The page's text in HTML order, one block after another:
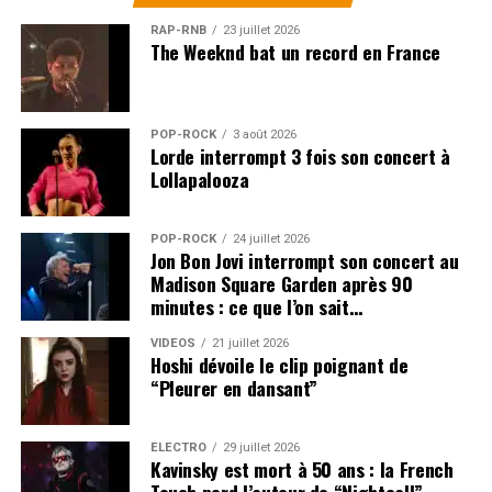
nouvelle dynamique artistique. Dans une industrie
obsédée par la jeunesse et l’instantanéité, ce geste a
quelque chose de profondément puissant.
Une date de sortie encore
inconnue
Pour le moment, aucune date de sortie officielle n’a été
communiquée. Le titre du disque reste également
inconnu, tout comme son éventuelle pochette, sa
tracklist ou la présence d’invités. La seule certitude, à
ce stade, est que l’album est terminé et qu’Elton
John le présente comme un projet à part dans sa
discographie.
Après« Who Believes In Angels? » , enregistré avec
RAP-RNB 23 juillet 2026
The Weeknd bat un record en France
POP-ROCK 3 août 2026
Lorde interrompt 3 fois son concert à
Lollapalooza
POP-ROCK 24 juillet 2026
Jon Bon Jovi interrompt son concert au
Madison Square Garden après 90
minutes : ce que l’on sait…
VIDEOS 21 juillet 2026
Hoshi dévoile le clip poignant de
“Pleurer en dansant”
ÉLECTRO 29 juillet 2026
Kavinsky est mort à 50 ans : la French